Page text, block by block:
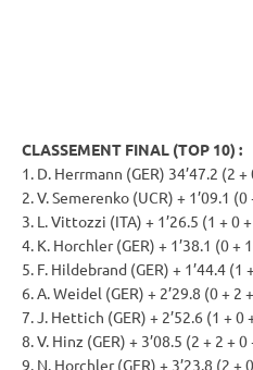
CLASSEMENT FINAL (TOP 10) :
1. D. Herrmann (GER) 34’47.2 (2 +
2. V. Semerenko (UCR) + 1’09.1 (0
3. L. Vittozzi (ITA) + 1’26.5 (1 + 0
4. K. Horchler (GER) + 1’38.1 (0 +
5. F. Hildebrand (GER) + 1’44.4 (1
6. A. Weidel (GER) + 2’29.8 (0 + 2
7. J. Hettich (GER) + 2’52.6 (1 + 0
8. V. Hinz (GER) + 3’08.5 (2 + 2 + 0
9. N. Horchler (GER) + 3’23.8 (2 +